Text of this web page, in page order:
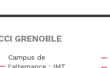
GRENOBLE
Campus de